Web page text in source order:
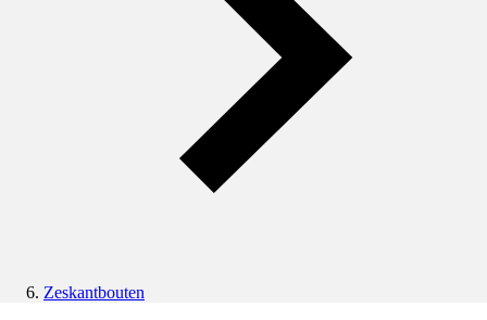
Zeskantbouten